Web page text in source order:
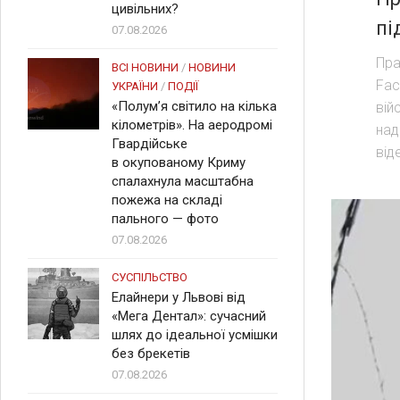
цивільних?
07.08.2026
ВСІ НОВИНИ / НОВИНИ
УКРАЇНИ / ПОДІЇ
«Полум’я світило на кілька
кілометрів». На аеродромі
Гвардійське
в окупованому Криму
спалахнула масштабна
пожежа на складі
пального — фото
07.08.2026
СУСПІЛЬСТВО
Елайнери у Львові від
«Мега Дентал»: сучасний
шлях до ідеальної усмішки
без брекетів
07.08.2026